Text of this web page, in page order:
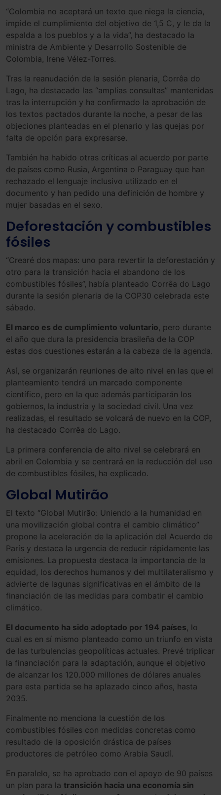
“Colombia no aceptará un texto que niega la ciencia,
impide el cumplimiento del objetivo de 1,5 C, y le da la
espalda a los pueblos y a la vida”, ha destacado la
ministra de Ambiente y Desarrollo Sostenible de
Colombia, Irene Vélez-Torres.
Tras la reanudación de la sesión plenaria, Corrêa do
Lago, ha destacado las “amplias consultas” mantenidas
tras la interrupción y ha confirmado la aprobación de
los textos pactados durante la noche, a pesar de las
objeciones planteadas en el plenario y las quejas por
falta de opción para expresarse.
También ha habido otras críticas al acuerdo por parte
de países como Rusia, Argentina o Paraguay que han
rechazado el lenguaje inclusivo utilizado en el
documento y han pedido una definición de hombre y
mujer basadas en el sexo.
Deforestación y combustibles
fósiles
“Crearé dos mapas: uno para revertir la deforestación y
otro para la transición hacia el abandono de los
combustibles fósiles”, había planteado Corrêa do Lago
durante la sesión plenaria de la COP30 celebrada este
sábado.
El marco es de cumplimiento voluntario, pero durante
el año que dura la presidencia brasileña de la COP
estas dos cuestiones estarán a la cabeza de la agenda.
Así, se organizarán reuniones de alto nivel en las que el
planteamiento tendrá un marcado componente
científico, pero en la que además participarán los
gobiernos, la industria y la sociedad civil. Una vez
realizadas, el resultado se volcará de nuevo en la COP,
ha destacado Corrêa do Lago.
La primera conferencia de alto nivel se celebrará en
abril en Colombia y se centrará en la reducción del uso
de combustibles fósiles, ha explicado.
Global Mutirão
El texto “Global Mutirão: Uniendo a la humanidad en
una movilización global contra el cambio climático”
propone la aceleración de la aplicación del Acuerdo de
París y destaca la urgencia de reducir rápidamente las
emisiones. La propuesta destaca la importancia de la
equidad, los derechos humanos y del multilateralismo y
advierte de lagunas significativas en el ámbito de la
financiación de las medidas para combatir el cambio
climático.
El documento ha sido adoptado por 194 países, lo
cual es en sí mismo planteado como un triunfo en vista
de las turbulencias geopolíticas actuales. Prevé triplicar
la financiación para la adaptación, aunque el objetivo
de alcanzar los 120.000 millones de dólares anuales
para esta partida se ha aplazado cinco años, hasta
2035.
Finalmente no menciona la cuestión de los
combustibles fósiles con medidas concretas como
resultado de la oposición drástica de países
productores de petróleo como Arabia Saudí.
En paralelo, se ha aprobado con el apoyo de 90 países
un plan para la transición hacia una economía sin